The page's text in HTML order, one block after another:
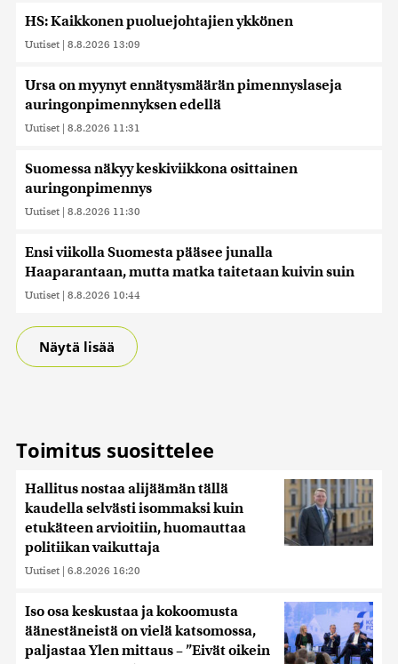
HS: Kaikkonen puoluejohtajien ykkönen
Uutiset | 8.8.2026 13:09
Ursa on myynyt ennätysmäärän pimennyslaseja
auringonpimennyksen edellä
Uutiset | 8.8.2026 11:31
Suomessa näkyy keskiviikkona osittainen
auringonpimennys
Uutiset | 8.8.2026 11:30
Ensi viikolla Suomesta pääsee junalla
Haaparantaan, mutta matka taitetaan kuivin suin
Uutiset | 8.8.2026 10:44
Näytä lisää
Toimitus suosittelee
Hallitus nostaa alijäämän tällä
kaudella selvästi isommaksi kuin
etukäteen arvioitiin, huomauttaa
politiikan vaikuttaja
Uutiset | 6.8.2026 16:20
Iso osa keskustaa ja kokoomusta
äänestäneistä on vielä katsomossa,
paljastaa Ylen mittaus – ”Eivät oikein